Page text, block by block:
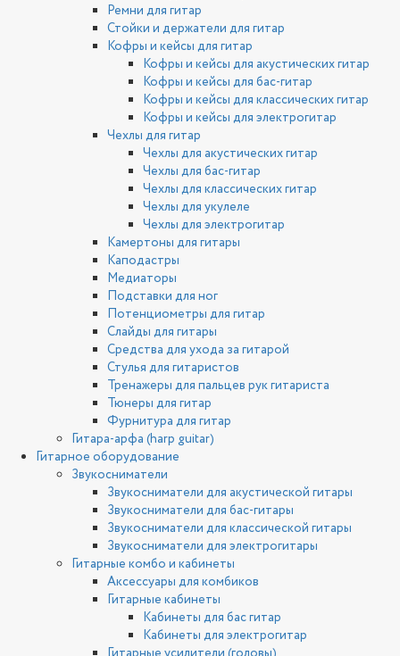
Ремни для гитар
Стойки и держатели для гитар
Кофры и кейсы для гитар
Кофры и кейсы для акустических гитар
Кофры и кейсы для бас-гитар
Кофры и кейсы для классических гитар
Кофры и кейсы для электрогитар
Чехлы для гитар
Чехлы для акустических гитар
Чехлы для бас-гитар
Чехлы для классических гитар
Чехлы для укулеле
Чехлы для электрогитар
Камертоны для гитары
Каподастры
Медиаторы
Подставки для ног
Потенциометры для гитар
Слайды для гитары
Средства для ухода за гитарой
Стулья для гитаристов
Тренажеры для пальцев рук гитариста
Тюнеры для гитар
Фурнитура для гитар
Гитара-арфа (harp guitar)
Гитарное оборудование
Звукосниматели
Звукосниматели для акустической гитары
Звукосниматели для бас-гитары
Звукосниматели для классической гитары
Звукосниматели для электрогитары
Гитарные комбо и кабинеты
Аксессуары для комбиков
Гитарные кабинеты
Кабинеты для бас гитар
Кабинеты для электрогитар